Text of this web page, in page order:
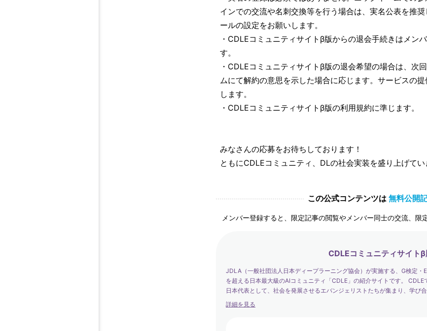
インでの交流や名刺交換等を行う場合は、実名公表を推
ールの設定をお願いします。
・CDLEコミュニティサイトβ版からの退会手続きはメン
す。
・CDLEコミュニティサイトβ版の退会希望の場合は、次
ムにて解約の意思を示した場合に応じます。サービスの
します。
・CDLEコミュニティサイトβ版の利用規約に準じます。
みなさんの応募をお待ちしております！
ともにCDLEコミュニティ、DLの社会実装を盛り上げてい
この公式コンテンツは 無料公開
メンバー登録すると、限定記事の閲覧やメンバー同士の交流、限
CDLEコミュニティサイトβ
JDLA（一般社団法人日本ディープラーニング協会）が実施する、G検定・
を超える日本最大級のAIコミュニティ「CDLE」の紹介サイトです。
日本代表として、社会を発展させるエバンジェリストたちが集まり、学び
す。
詳細を見る